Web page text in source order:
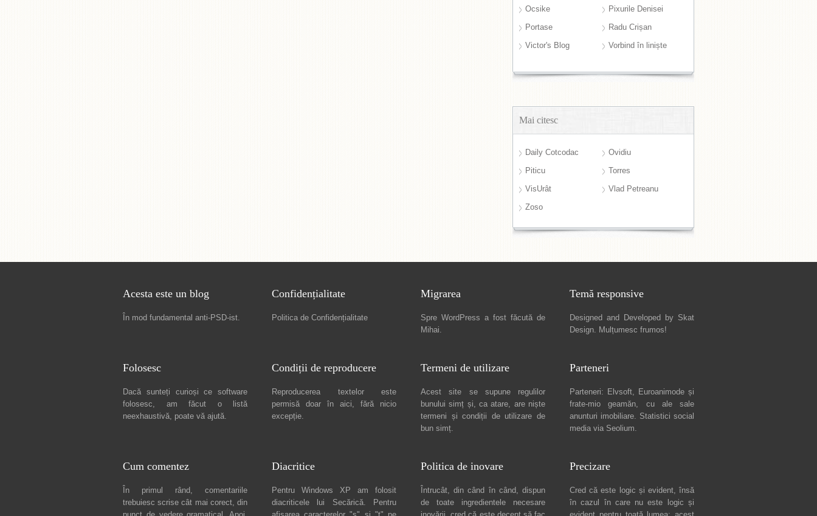
Ocsike
Pixurile Denisei
Portase
Radu Crișan
Victor's Blog
Vorbind în liniște
Mai citesc
Daily Cotcodac
Ovidiu
Piticu
Torres
VisUrât
Vlad Petreanu
Zoso
Acesta este un blog
În mod fundamental anti-PSD-ist.
Confidențialitate
Politica de Confidențialitate
Migrarea
Spre WordPress a fost făcută de
Mihai.
Temă responsive
Designed and Developed by Skat
Design. Mulțumesc frumos!
Folosesc
Dacă sunteți curioși ce software
folosesc, am făcut o listă
neexhaustivă, poate vă ajută.
Condiții de reproducere
Reproducerea textelor este
permisă doar în aici, fără nicio
excepție.
Termeni de utilizare
Acest site se supune regulilor
bunului simț și, ca atare, are niște
termeni și condiții de utilizare de
bun simț.
Parteneri
Parteneri: Elvsoft, Euroanimode și
frate-mio geamăn, cu ale sale
anunturi imobiliare. Statistici social
media via Seolium.
Cum comentez
În primul rând, comentariile
trebuiesc scrise cât mai corect, din
Diacritice
Pentru Windows XP am folosit
diacriticele lui Secărică. Pentru
Politica de inovare
Întrucât, din când în când, dispun
de toate ingredientele necesare
Precizare
Cred că este logic și evident, însă
în cazul în care nu este logic și